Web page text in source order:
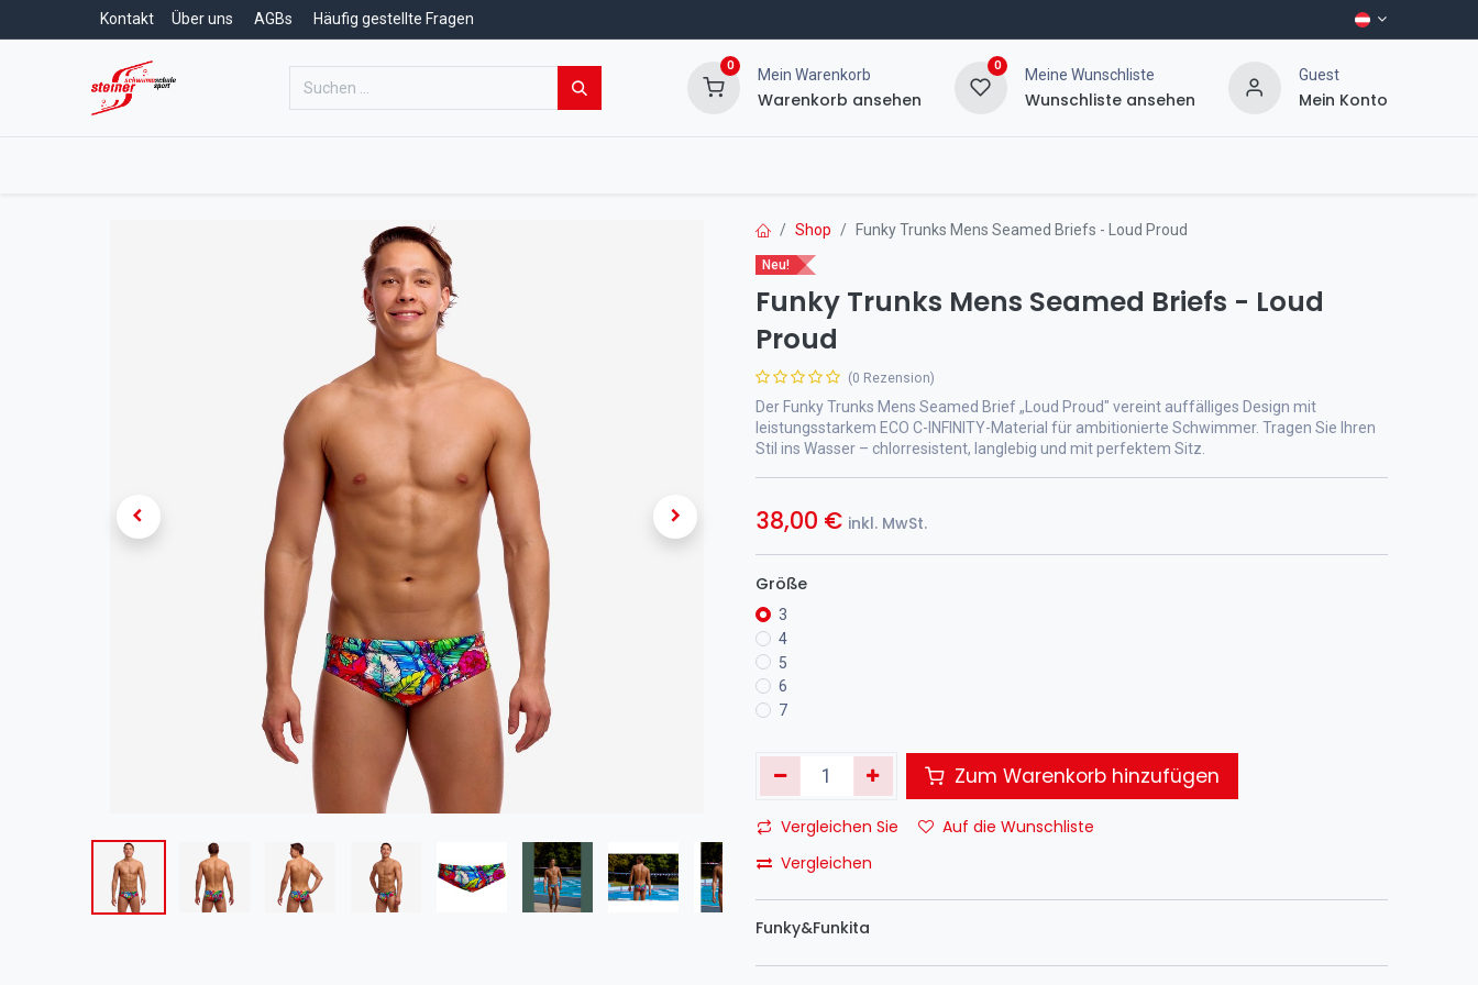
Kontakt Über uns AGBs Häufig gestellte Fragen
0
Mein Warenkorb
Warenkorb ansehen
0
Meine Wunschliste
Wunschliste ansehen
Guest
Mein Konto
Shop Funky Trunks Mens Seamed Briefs - Loud Proud
Neu!
Funky Trunks Mens Seamed Briefs - Loud
Proud
(0 Rezension)
Der Funky Trunks Mens Seamed Brief „Loud Proud" vereint auffälliges Design mit
leistungsstarkem ECO C-INFINITY-Material für ambitionierte Schwimmer. Tragen Sie Ihren
Stil ins Wasser – chlorresistent, langlebig und mit perfektem Sitz.
38,00 € inkl. MwSt.
Größe
3
4
5
6
7
Zum Warenkorb hinzufügen
Vergleichen Sie
Auf die Wunschliste
Vergleichen
Funky&Funkita